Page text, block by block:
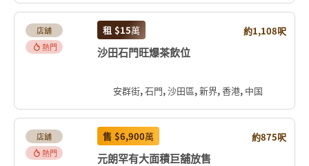
店舖
熱門
租 $15萬 約1,108呎
沙田石門旺爆茶飲位
安群街, 石門, 沙田區, 新界, 香港, 中国
店舖
熱門
售 $6,900萬 約875呎
元朗罕有大面積巨舖放售